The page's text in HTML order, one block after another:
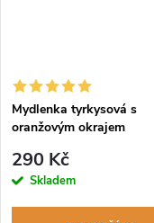
Mydlenka tyrkysová s
oranžovým okrajem
290 Kč
Skladem